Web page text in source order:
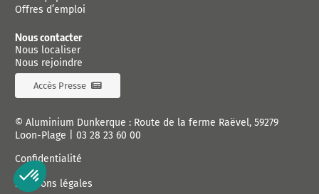
Offres d’emploi
Nous contacter
Nous localiser
Nous rejoindre
Accès Presse
© Aluminium Dunkerque : Route de la ferme Raëvel, 59279
Loon-Plage | 03 28 23 60 00
Confidentialité
Mentions légales